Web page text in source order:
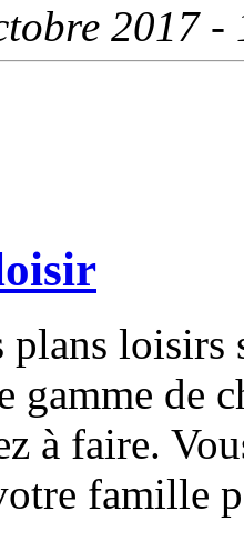
2017 -
plans
gamme de
à faire.
famille